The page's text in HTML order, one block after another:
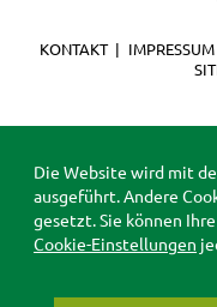
KONTAKT IMPRESSUM
Die Website wird mit
ausgeführt. Andere
gesetzt. Sie können
Cookie-Einstellungen